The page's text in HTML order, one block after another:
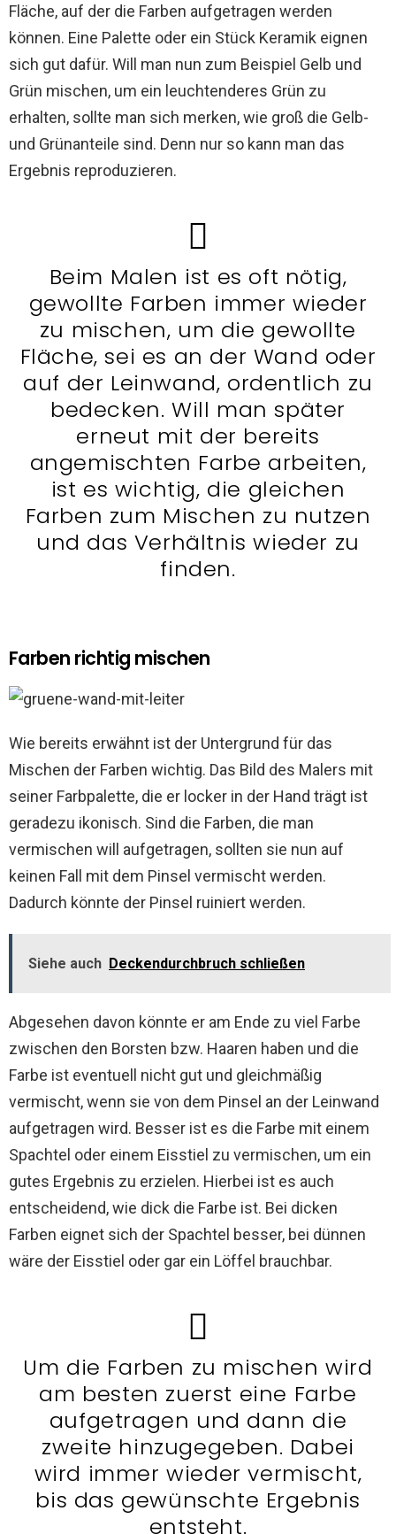
Fläche, auf der die Farben aufgetragen werden
können. Eine Palette oder ein Stück Keramik eignen
sich gut dafür. Will man nun zum Beispiel Gelb und
Grün mischen, um ein leuchtenderes Grün zu
erhalten, sollte man sich merken, wie groß die Gelb-
und Grünanteile sind. Denn nur so kann man das
Ergebnis reproduzieren.
Beim Malen ist es oft nötig,
gewollte Farben immer wieder
zu mischen, um die gewollte
Fläche, sei es an der Wand oder
auf der Leinwand, ordentlich zu
bedecken. Will man später
erneut mit der bereits
angemischten Farbe arbeiten,
ist es wichtig, die gleichen
Farben zum Mischen zu nutzen
und das Verhältnis wieder zu
finden.
Farben richtig mischen
Wie bereits erwähnt ist der Untergrund für das
Mischen der Farben wichtig. Das Bild des Malers mit
seiner Farbpalette, die er locker in der Hand trägt ist
geradezu ikonisch. Sind die Farben, die man
vermischen will aufgetragen, sollten sie nun auf
keinen Fall mit dem Pinsel vermischt werden.
Dadurch könnte der Pinsel ruiniert werden.
Siehe auch Deckendurchbruch schließen
Abgesehen davon könnte er am Ende zu viel Farbe
zwischen den Borsten bzw. Haaren haben und die
Farbe ist eventuell nicht gut und gleichmäßig
vermischt, wenn sie von dem Pinsel an der Leinwand
aufgetragen wird. Besser ist es die Farbe mit einem
Spachtel oder einem Eisstiel zu vermischen, um ein
gutes Ergebnis zu erzielen. Hierbei ist es auch
entscheidend, wie dick die Farbe ist. Bei dicken
Farben eignet sich der Spachtel besser, bei dünnen
wäre der Eisstiel oder gar ein Löffel brauchbar.
Um die Farben zu mischen wird
am besten zuerst eine Farbe
aufgetragen und dann die
zweite hinzugegeben. Dabei
wird immer wieder vermischt,
bis das gewünschte Ergebnis
entsteht.